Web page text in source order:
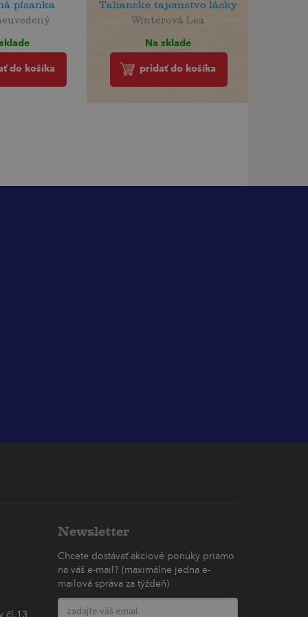
písanka
do košíka
Talianske tajomstvo lásky
Winterová Lea
Na sklade
pridať do košíka
čl.13
Newsletter
Chcete dostávať akciové ponuky priamo
na váš e-mail? (maximálne jedna e-
mailová správa za týždeň)